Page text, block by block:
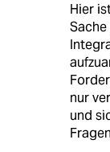
Hier
nur
und